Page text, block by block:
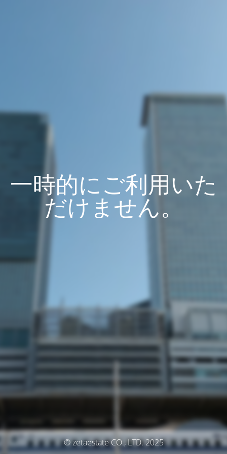
一時的にご利用いた
だけません。
© zetaestate CO., LTD. 2025